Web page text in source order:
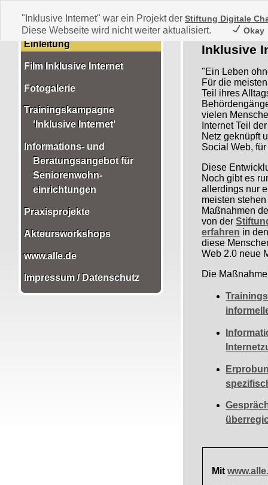
"Inklusive Internet" war ein Projekt der Stiftung Digitale
Diese Webseite wird nicht weiter aktualisiert. Okay
Einleitung
Film Inklusive Internet
Fotogalerie
Trainingskampagne
'Inklusive Internet'
Informations- und
Beratungsangebot für
Seniorenwohn-
einrichtungen
Praxisprojekte
Akteursworkshops
www.alle.de
Impressum / Datenschutz
Inklusive
"Ein Leben
Für die
Teil ihres
vielen
Internet Teil
Netz geknüpft
Social Web,
Diese
Noch gibt es
allerdings nur
meisten
Maßnahmen
von der
erfahren in
diese
Web 2.0 neue
Die
Mit